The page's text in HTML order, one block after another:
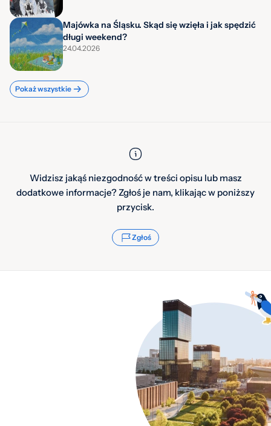
Majówka na Śląsku. Skąd się wzięła i jak spędzić
długi weekend?
24.04.2026
Pokaż wszystkie
Widzisz jakąś niezgodność w treści opisu lub masz
dodatkowe informacje? Zgłoś je nam, klikając w poniższy
przycisk.
Zgłoś